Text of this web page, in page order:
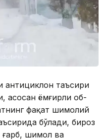
антициклон таъсири
асосан ёмғирли об-
фақат шимолий
бўлади, бироз
ғарб, шимол ва